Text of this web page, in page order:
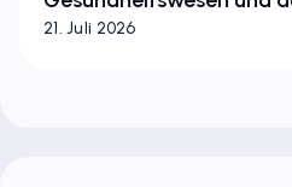
der Europäischen Union
21. Juli 2026